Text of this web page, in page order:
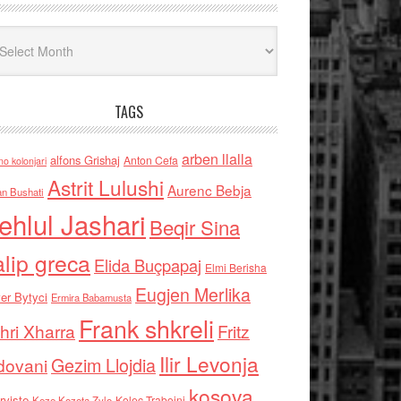
TAGS
kolonjari alfons Grishaj Anton Cefa arben llalla
Bushati Astrit Lulushi Aurenc Bebja
Jashari Beqir Sina
grecaElida Buçpapaj Elmi Berisha
Bytyci Ermira Babamusta Eugjen Merlika
Xharra Frank shkreli Fritz
Gezim Llojdia Ilir Levonja